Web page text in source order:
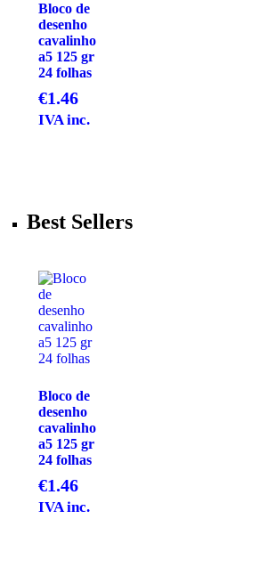
Bloco de
desenho
cavalinho
a5 125 gr
24 folhas
€1.46
IVA inc.
Best Sellers
Bloco de
desenho
cavalinho
a5 125 gr
24 folhas
€1.46
IVA inc.